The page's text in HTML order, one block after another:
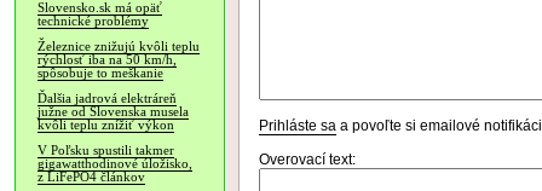
Slovensko.sk má opäť
technické problémy
Železnice znižujú kvôli teplu
rýchlosť iba na 50 km/h,
spôsobuje to meškanie
Ďalšia jadrová elektráreň
južne od Slovenska musela
kvôli teplu znížiť výkon
V Poľsku spustili takmer
gigawatthodinové úložisko,
z LiFePO4 článkov
Prihláste sa a povoľte si emailové
Overovací text: